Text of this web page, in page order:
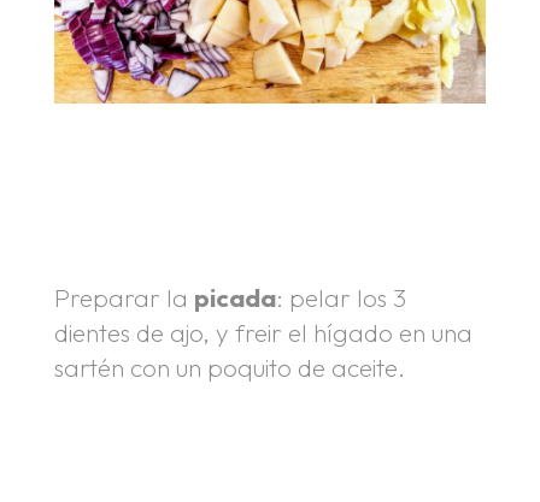
Preparar la picada: pelar los 3
dientes de ajo, y freir el hígado en una
sartén con un poquito de aceite.